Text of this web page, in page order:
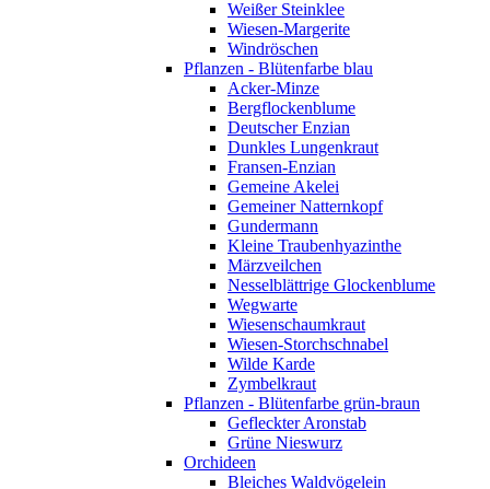
Weißer Steinklee
Wiesen-Margerite
Windröschen
Pflanzen - Blütenfarbe blau
Acker-Minze
Bergflockenblume
Deutscher Enzian
Dunkles Lungenkraut
Fransen-Enzian
Gemeine Akelei
Gemeiner Natternkopf
Gundermann
Kleine Traubenhyazinthe
Märzveilchen
Nesselblättrige Glockenblume
Wegwarte
Wiesenschaumkraut
Wiesen-Storchschnabel
Wilde Karde
Zymbelkraut
Pflanzen - Blütenfarbe grün-braun
Gefleckter Aronstab
Grüne Nieswurz
Orchideen
Bleiches Waldvögelein